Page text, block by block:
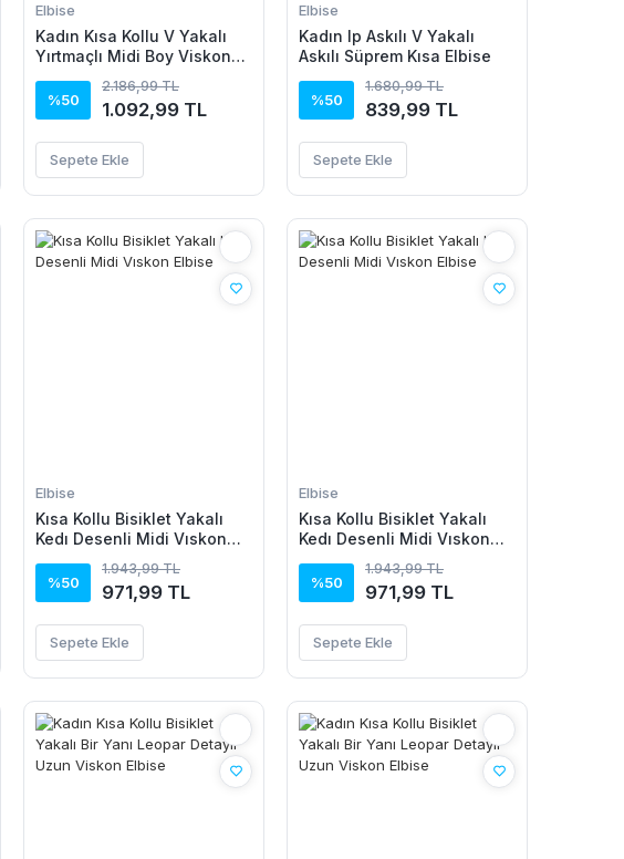
Elbise
Kadın Kısa Kollu V Yakalı
Yırtmaçlı Midi Boy Viskon
%50
2.186,99 TL
1.092,99 TL
Sepete Ekle
Elbise
Kadın Ip Askılı V Yakalı
Askılı Süprem Kısa Elbise
%50
1.680,99 TL
839,99 TL
Sepete Ekle
Elbise
Kısa Kollu Bisiklet Yakalı
Kedı Desenli Midi Vıskon
%50
1.943,99 TL
971,99 TL
Sepete Ekle
Elbise
Kısa Kollu Bisiklet Yakalı
Kedı Desenli Midi Vıskon
%50
1.943,99 TL
971,99 TL
Sepete Ekle